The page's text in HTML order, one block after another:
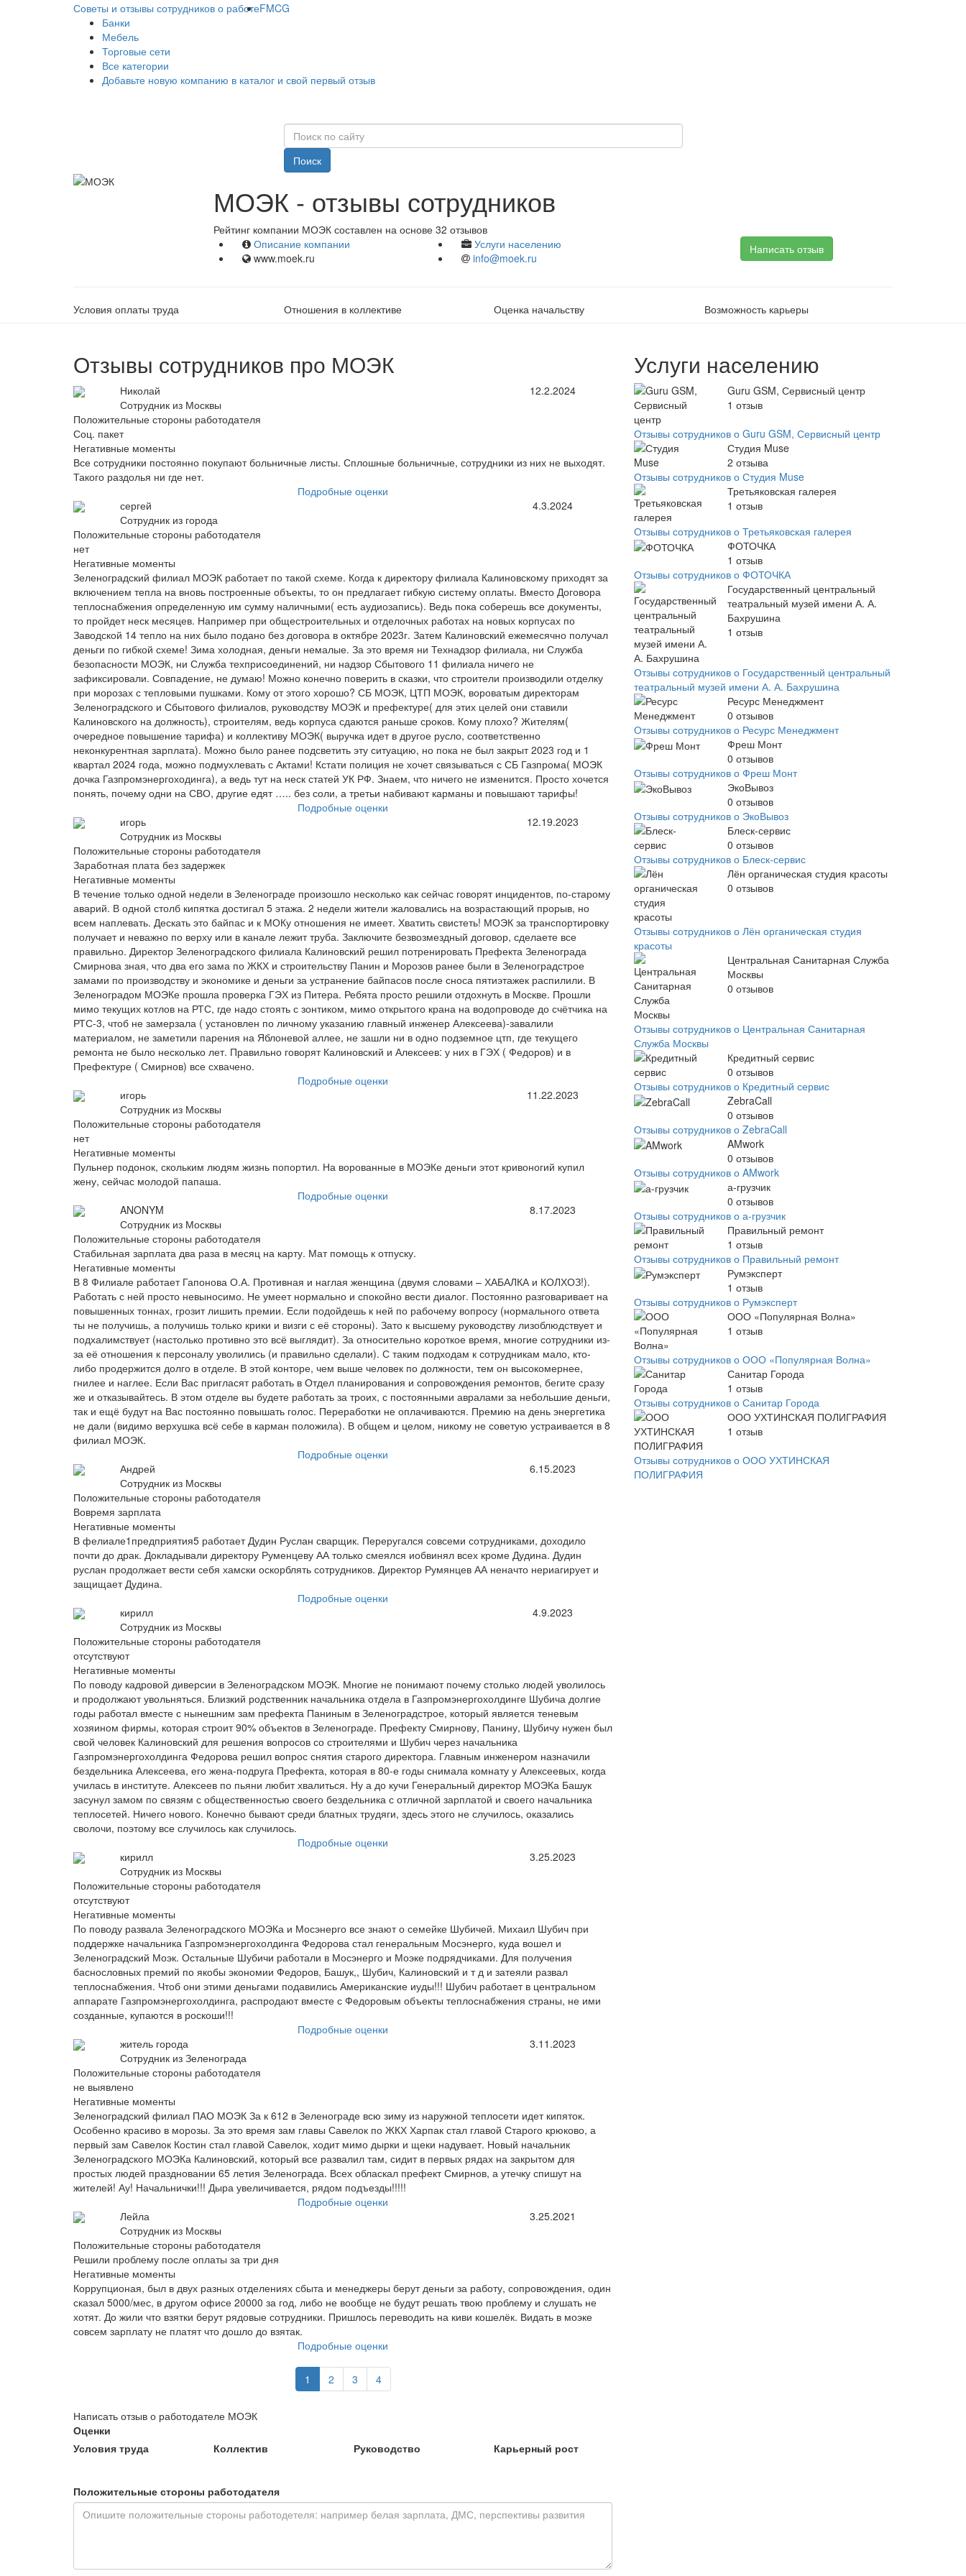
Советы и отзывы сотрудников о работеFMCG
Банки
Мебель
Торговые сети
Все категории
Добавьте новую компанию в каталог и свой первый отзыв
Поиск
МОЭК - отзывы сотрудников
Рейтинг компании МОЭК составлен на основе 32 отзывов
Описание компании
Услуги населению
www.moek.ru
info@moek.ru
Написать отзыв
Условия оплаты труда Отношения в коллективе Оценка начальству Возможность карьеры
Отзывы сотрудников про МОЭК
Николай
Сотрудник из Москвы
12.2.2024
Положительные стороны работодателя
Соц. пакет
Негативные моменты
Все сотрудники постоянно покупают больничные листы. Сплошные больничные, сотрудники из них не выходят.
Такого раздолья ни где нет.
Подробные оценки
сергей
Сотрудник из города
4.3.2024
Положительные стороны работодателя
нет
Негативные моменты
Зеленоградский филиал МОЭК работает по такой схеме. Когда к директору филиала Калиновскому приходят за
включением тепла на вновь построенные объекты, то он предлагает гибкую систему оплаты. Вместо Договора
теплоснабжения определенную им сумму наличными( есть аудиозапись). Ведь пока соберешь все документы,
то пройдет неск месяцев. Например при общестроительных и отделочных работах на новых корпусах по
Заводской 14 тепло на них было подано без договора в октябре 2023г. Затем Калиновский ежемесячно получал
деньги по гибкой схеме! Зима холодная, деньги немалые. За это время ни Технадзор филиала, ни Служба
безопасности МОЭК, ни Служба техприсоединений, ни надзор Сбытового 11 филиала ничего не
зафиксировали. Совпадение, не думаю! Можно конечно поверить в сказки, что строители производили отделку
при морозах с тепловыми пушками. Кому от этого хорошо? СБ МОЭК, ЦТП МОЭК, вороватым директорам
Зеленоградского и Сбытового филиалов, руководству МОЭК и префектуре( для этих целей они ставили
Калиновского на должность), строителям, ведь корпуса сдаются раньше сроков. Кому плохо? Жителям(
очередное повышение тарифа) и коллективу МОЭК( выручка идет в другое русло, соответственно
неконкурентная зарплата). Можно было ранее подсветить эту ситуацию, но пока не был закрыт 2023 год и 1
квартал 2024 года, можно подмухлевать с Актами! Кстати полиция не хочет связываться с СБ Газпрома( МОЭК
дочка Газпромэнергоходинга), а ведь тут на неск статей УК РФ. Знаем, что ничего не изменится. Просто хочется
понять, почему одни на СВО, другие едят ….. без соли, а третьи набивают карманы и повышают тарифы!
Подробные оценки
игорь
Сотрудник из Москвы
12.19.2023
Положительные стороны работодателя
Заработная плата без задержек
Негативные моменты
В течение только одной недели в Зеленограде произошло несколько как сейчас говорят инцидентов, по-старому
аварий. В одной столб кипятка достигал 5 этажа. 2 недели жители жаловались на возрастающий прорыв, но
всем наплевать. Дескать это байпас и к МОКу отношения не имеет. Хватить свистеть! МОЭК за транспортировку
получает и неважно по верху или в канале лежит труба. Заключите безвозмездный договор, сделаете все
правильно. Директор Зеленоградского филиала Калиновский решил потренировать Префекта Зеленограда
Смирнова зная, что два его зама по ЖКХ и строительству Панин и Морозов ранее были в Зеленоградстрое
замами по производству и экономике и деньги за устранение байпасов после сноса пятиэтажек распилили. В
Зеленоградом МОЭКе прошла проверка ГЭХ из Питера. Ребята просто решили отдохнуть в Москве. Прошли
мимо текущих котлов на РТС, где надо стоять с зонтиком, мимо открытого крана на водопроводе до счётчика на
РТС-3, чтоб не замерзала ( установлен по личному указанию главный инженер Алексеева)-завалили
материалом, не заметили парения на Яблоневой аллее, не зашли ни в одно подземное цтп, где текущего
ремонта не было несколько лет. Правильно говорят Калиновский и Алексеев: у них в ГЭХ ( Федоров) и в
Префектуре ( Смирнов) все схвачено.
Подробные оценки
игорь
Сотрудник из Москвы
11.22.2023
Положительные стороны работодателя
нет
Негативные моменты
Пульнер подонок, скольким людям жизнь попортил. На ворованные в МОЭКе деньги этот кривоногий купил
жену, сейчас молодой папаша.
Подробные оценки
ANONYM
Сотрудник из Москвы
8.17.2023
Положительные стороны работодателя
Стабильная зарплата два раза в месяц на карту. Мат помощь к отпуску.
Негативные моменты
В 8 Филиале работает Гапонова О.А. Противная и наглая женщина (двумя словами – ХАБАЛКА и КОЛХОЗ!).
Работать с ней просто невыносимо. Не умеет нормально и спокойно вести диалог. Постоянно разговаривает на
повышенных тоннах, грозит лишить премии. Если подойдешь к ней по рабочему вопросу (нормального ответа
ты не получишь, а получишь только крики и визги с её стороны). Зато к высшему руководству лизоблюдствует и
подхалимствует (настолько противно это всё выглядит). За относительно короткое время, многие сотрудники из-
за её отношения к персоналу уволились (и правильно сделали). С таким подходам к сотрудникам мало, кто-
либо продержится долго в отделе. В этой конторе, чем выше человек по должности, тем он высокомернее,
гнилее и наглее. Если Вас пригласят работать в Отдел планирования и сопровождения ремонтов, бегите сразу
же и отказывайтесь. В этом отделе вы будете работать за троих, с постоянными авралами за небольшие деньги,
так и ещё будут на Вас постоянно повышать голос. Переработки не оплачиваются. Премию на день энергетика
не дали (видимо верхушка всё себе в карман положила). В общем и целом, никому не советую устраивается в 8
филиал МОЭК.
Подробные оценки
Андрей
Сотрудник из Москвы
6.15.2023
Положительные стороны работодателя
Вовремя зарплата
Негативные моменты
В фелиале1предприятия5 работает Дудин Руслан сварщик. Переругался совсеми сотрудниками, доходило
почти до драк. Докладывали директору Руменцеву АА только смеялся иобвинял всех кроме Дудина. Дудин
руслан продолжает вести себя хамски оскорблять сотрудников. Директор Румянцев АА неначто нериагирует и
защищает Дудина.
Подробные оценки
кирилл
Сотрудник из Москвы
4.9.2023
Положительные стороны работодателя
отсутствуют
Негативные моменты
По поводу кадровой диверсии в Зеленоградском МОЭК. Многие не понимают почему столько людей уволилось
и продолжают увольняться. Близкий родственник начальника отдела в Газпромэнергохолдинге Шубича долгие
годы работал вместе с нынешним зам префекта Паниным в Зеленоградстрое, который является теневым
хозяином фирмы, которая строит 90% объектов в Зеленограде. Префекту Смирнову, Панину, Шубичу нужен был
свой человек Калиновский для решения вопросов со строителями и Шубич через начальника
Газпромэнергохолдинга Федорова решил вопрос снятия старого директора. Главным инженером назначили
бездельника Алексеева, его жена-подруга Префекта, которая в 80-е годы снимала комнату у Алексеевых, когда
училась в институте. Алексеев по пьяни любит хвалиться. Ну а до кучи Генеральный директор МОЭКа Башук
засунул замом по связям с общественностью своего бездельника с отличной зарплатой и своего начальника
теплосетей. Ничего нового. Конечно бывают среди блатных трудяги, здесь этого не случилось, оказались
сволочи, поэтому все случилось как случилось.
Подробные оценки
кирилл
Сотрудник из Москвы
3.25.2023
Положительные стороны работодателя
отсутствуют
Негативные моменты
По поводу развала Зеленоградского МОЭКа и Мосэнерго все знают о семейке Шубичей. Михаил Шубич при
поддержке начальника Газпромэнергохолдинга Федорова стал генеральным Мосэнерго, куда вошел и
Зеленоградский Моэк. Остальные Шубичи работали в Мосэнерго и Моэке подрядчиками. Для получения
баснословных премий по якобы экономии Федоров, Башук,, Шубич, Калиновский и т д и затеяли развал
теплоснабжения. Чтоб они этими деньгами подавились Американские иуды!!! Шубич работает в центральном
аппарате Газпромэнергохолдинга, распродают вместе с Федоровым объекты теплоснабжения страны, не ими
созданные, купаются в роскоши!!!
Подробные оценки
житель города
Сотрудник из Зеленограда
3.11.2023
Положительные стороны работодателя
не выявлено
Негативные моменты
Зеленоградский филиал ПАО МОЭК За к 612 в Зеленограде всю зиму из наружной теплосети идет кипяток.
Особенно красиво в морозы. За это время зам главы Савелок по ЖКХ Харпак стал главой Старого крюково, а
первый зам Савелок Костин стал главой Савелок, ходит мимо дырки и щеки надувает. Новый начальник
Зеленоградского МОЭКа Калиновский, который все развалил там, сидит в первых рядах на закрытом для
простых людей праздновании 65 летия Зеленограда. Всех обласкал префект Смирнов, а утечку спишут на
жителей! Ау! Начальнички!!! Дыра увеличивается, рядом подъезды!!!!!
Подробные оценки
Лейла
Сотрудник из Москвы
3.25.2021
Положительные стороны работодателя
Решили проблему после оплаты за три дня
Негативные моменты
Коррупционая, был в двух разных отделениях сбыта и менеджеры берут деньги за работу, сопровождения, один
сказал 5000/мес, в другом офисе 20000 за год, либо не вообще не будут решать твою проблему и слушать не
хотят. До жили что взятки берут рядовые сотрудники. Пришлось переводить на киви кошелёк. Видать в моэке
совсем зарплату не платят что дошло до взятак.
Подробные оценки
1 2 3 4
Написать отзыв о работодателе МОЭК
Оценки
Условия труда
Коллектив Руководство Карьерный рост
Положительные стороны работодателя
Услуги населению
Guru GSM, Сервисный центр
1 отзыв
Отзывы сотрудников о Guru GSM, Сервисный центр
Студия Muse
2 отзыва
Отзывы сотрудников о Студия Muse
Третьяковская галерея
1 отзыв
Отзывы сотрудников о Третьяковская галерея
ФОТОЧКА
1 отзыв
Отзывы сотрудников о ФОТОЧКА
Государственный центральный
театральный музей имени А. А.
Бахрушина
1 отзыв
Отзывы сотрудников о Государственный центральный
театральный музей имени А. А. Бахрушина
Ресурс Менеджмент
0 отзывов
Отзывы сотрудников о Ресурс Менеджмент
Фреш Монт
0 отзывов
Отзывы сотрудников о Фреш Монт
ЭкоВывоз
0 отзывов
Отзывы сотрудников о ЭкоВывоз
Блеск-сервис
0 отзывов
Отзывы сотрудников о Блеск-сервис
Лён органическая студия красоты
0 отзывов
Отзывы сотрудников о Лён органическая студия
красоты
Центральная Санитарная Служба
Москвы
0 отзывов
Отзывы сотрудников о Центральная Санитарная
Служба Москвы
Кредитный сервис
0 отзывов
Отзывы сотрудников о Кредитный сервис
ZebraCall
0 отзывов
Отзывы сотрудников о ZebraCall
AMwork
0 отзывов
Отзывы сотрудников о AMwork
а-грузчик
0 отзывов
Отзывы сотрудников о а-грузчик
Правильный ремонт
1 отзыв
Отзывы сотрудников о Правильный ремонт
Румэксперт
1 отзыв
Отзывы сотрудников о Румэксперт
ООО «Популярная Волна»
1 отзыв
Отзывы сотрудников о ООО «Популярная Волна»
Санитар Города
1 отзыв
Отзывы сотрудников о Санитар Города
ООО УХТИНСКАЯ ПОЛИГРАФИЯ
1 отзыв
Отзывы сотрудников о ООО УХТИНСКАЯ
ПОЛИГРАФИЯ